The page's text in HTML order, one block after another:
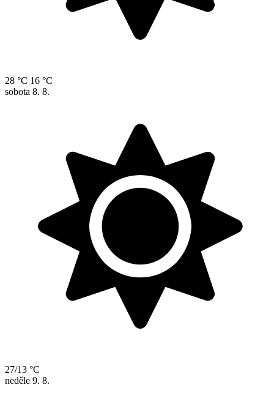
28 °C 16 °C
sobota 8. 8.
27/13 °C
neděle 9. 8.